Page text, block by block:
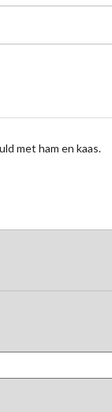
met ham en kaas.